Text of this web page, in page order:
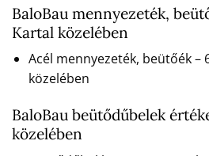
BaloBau mennyezeték,
Kartal közelében
Acél mennyezeték, beütőék –
közelében
BaloBau beütődűbelek
közelében